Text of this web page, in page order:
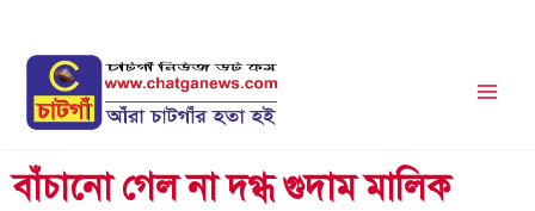
content
বাঁচানো গেল না দগ্ধ গুদাম মালিক